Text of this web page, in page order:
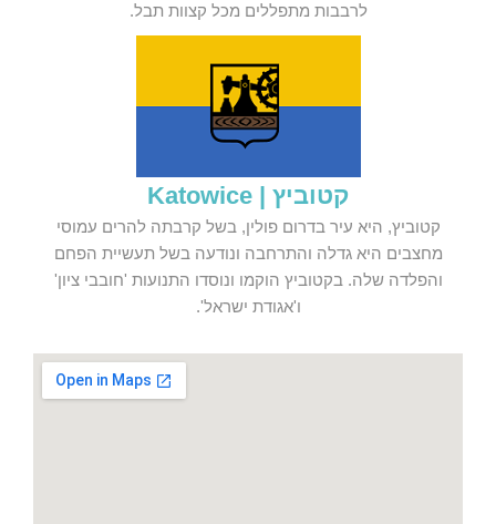
לרבבות מתפללים מכל קצוות תבל.
קטוביץ | Katowice
קטוביץ, היא עיר בדרום פולין, בשל קרבתה להרים עמוסי
מחצבים היא גדלה והתרחבה ונודעה בשל תעשיית הפחם
והפלדה שלה. בקטוביץ הוקמו ונוסדו התנועות 'חובבי ציון'
ו'אגודת ישראל'.